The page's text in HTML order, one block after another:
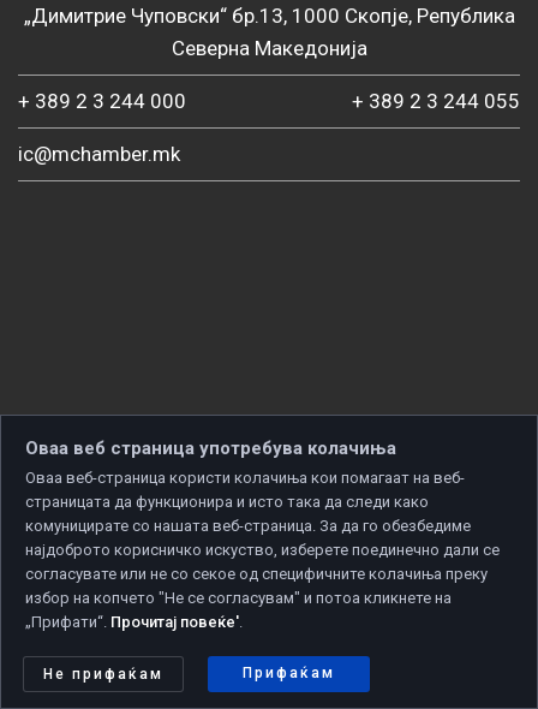
„Димитрие Чуповски“ бр.13, 1000 Скопје, Република
Северна Македонија
+ 389 2 3 244 000 + 389 2 3 244 055
ic@mchamber.mk
Copyright © 2026 Developed by
Политика за приватност | Политика за колачиња
Оваа веб страница употребува колачиња
Оваа веб-страница користи колачиња кои помагаат на веб-
страницата да функционира и исто така да следи како
комуницирате со нашата веб-страница. За да го обезбедиме
најдоброто корисничко искуство, изберете поединечно дали се
согласувате или не со секое од специфичните колачиња преку
избор на копчето "Не се согласувам" и потоа кликнете на
„Прифати“. Прочитај повеќе'.
Не прифаќам Прифаќам